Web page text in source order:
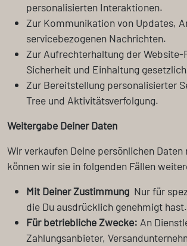
personalisierten Interaktionen.
Zur Kommunikation von Updates,
servicebezogenen Nachrichten.
Zur Aufrechterhaltung der
Sicherheit und Einhaltung
Zur Bereitstellung personalisierter
Tree und Aktivitätsverfolgung.
Weitergabe Deiner Daten
Wir verkaufen Deine persönlichen
können wir sie in folgenden Fällen
Mit Deiner Zustimmung Nur für
die Du ausdrücklich genehmigt hast.
Für betriebliche Zwecke: An
Zahlungsanbieter,